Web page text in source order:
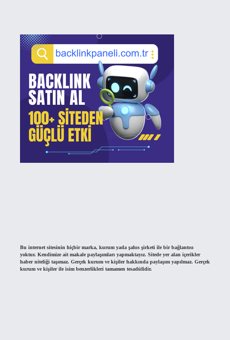
Bu internet sitesinin hiçbir marka, kurum yada şahıs şirketi ile bir bağlantısı
yoktur. Kendimize ait makale paylaşımları yapmaktayız. Sitede yer alan içerikler
haber niteliği taşımaz. Gerçek kurum ve kişiler hakkında paylaşım yapılmaz. Gerçek
kurum ve kişiler ile isim benzerlikleri tamamen tesadüfidir.